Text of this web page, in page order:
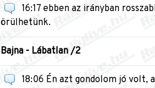
16:17 ebben az irányban
örülhetünk.
Bajna - Lábatlan /2
18:06 Én azt gondolom jó